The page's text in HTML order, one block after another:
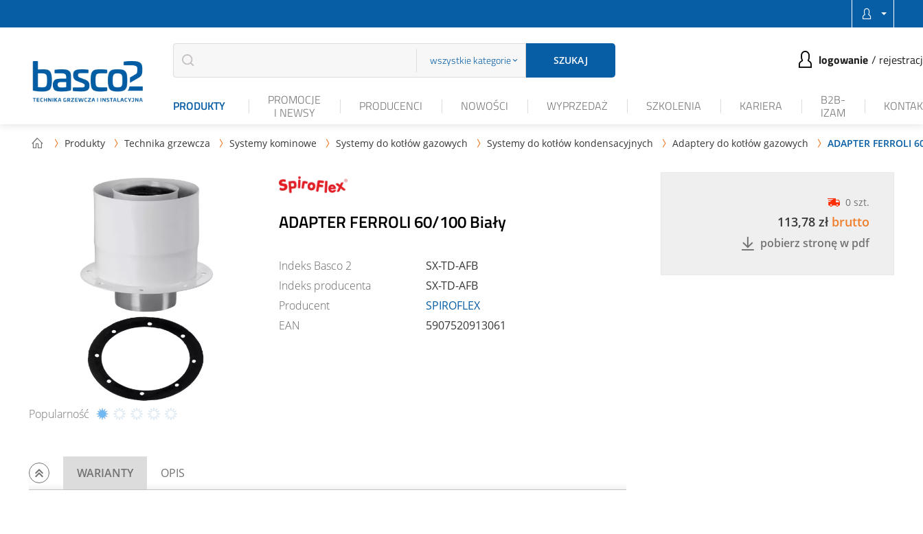
wszystkie kategorie SZUKAJ logowanie
PRODUKTY PROMOCJE
I NEWSY PRODUCENCI NOWOŚCI WYPRZEDAŻ SZKOLENIA KARIERA B2B-
IZAM
 Produkty  Technika grzewcza  Systemy kominowe  Systemy do kotłów gazowych  Systemy do kotłów kondensacyjnych  Adaptery do kotłów gazowych  ADAPTER FERROLI
Popularność
ADAPTER FERROLI 60/100 Biały
Indeks Basco 2
SX-TD-AFB
Indeks producenta
SX-TD-AFB
Producent
SPIROFLEX
EAN
5907520913061
0 szt.
113,78 zł brutto
pobierz stronę w pdf
WARIANTY OPIS